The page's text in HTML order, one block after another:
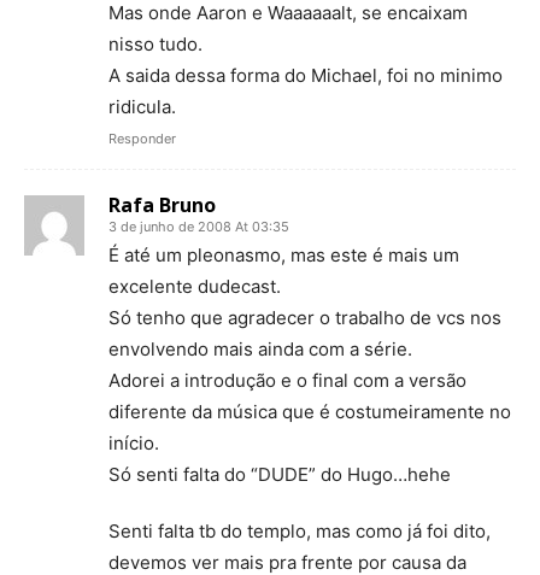
Mas onde Aaron e Waaaaaalt, se encaixam
nisso tudo.
A saida dessa forma do Michael, foi no minimo
ridicula.
Responder
Rafa Bruno
3 de junho de 2008 At 03:35
É até um pleonasmo, mas este é mais um
excelente dudecast.
Só tenho que agradecer o trabalho de vcs nos
envolvendo mais ainda com a série.
Adorei a introdução e o final com a versão
diferente da música que é costumeiramente no
início.
Só senti falta do “DUDE” do Hugo…hehe
Senti falta tb do templo, mas como já foi dito,
devemos ver mais pra frente por causa da